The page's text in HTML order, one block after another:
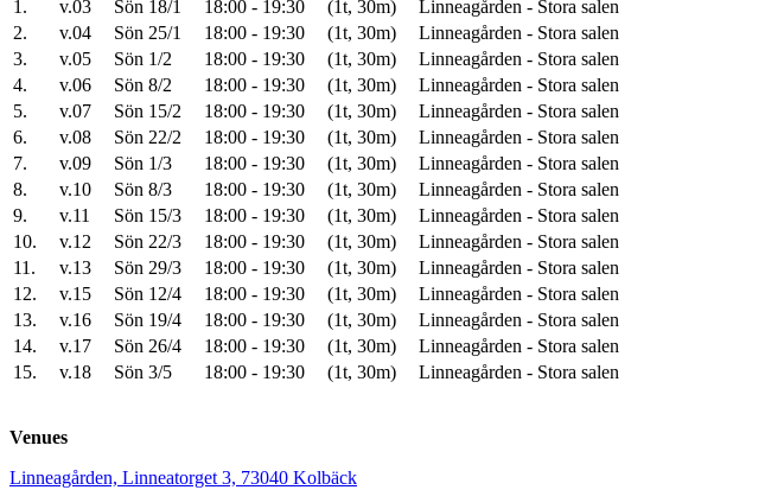
1.
v.03 Sön 18/1 18:00 - 19:30 (1t, 30m)
Linneagården - Stora salen
2.
v.04 Sön 25/1 18:00 - 19:30 (1t, 30m)
Linneagården - Stora salen
3.
v.05 Sön 1/2 18:00 - 19:30 (1t, 30m)
Linneagården - Stora salen
4.
v.06 Sön 8/2 18:00 - 19:30 (1t, 30m)
Linneagården - Stora salen
5.
v.07 Sön 15/2 18:00 - 19:30 (1t, 30m)
Linneagården - Stora salen
6.
v.08 Sön 22/2 18:00 - 19:30 (1t, 30m)
Linneagården - Stora salen
7.
v.09 Sön 1/3 18:00 - 19:30 (1t, 30m)
Linneagården - Stora salen
8.
v.10 Sön 8/3 18:00 - 19:30 (1t, 30m)
Linneagården - Stora salen
9.
v.11 Sön 15/3 18:00 - 19:30 (1t, 30m)
Linneagården - Stora salen
10.
v.12 Sön 22/3 18:00 - 19:30 (1t, 30m)
Linneagården - Stora salen
11.
v.13 Sön 29/3 18:00 - 19:30 (1t, 30m)
Linneagården - Stora salen
12.
v.15 Sön 12/4 18:00 - 19:30 (1t, 30m)
Linneagården - Stora salen
13.
v.16 Sön 19/4 18:00 - 19:30 (1t, 30m)
Linneagården - Stora salen
14.
v.17 Sön 26/4 18:00 - 19:30 (1t, 30m)
Linneagården - Stora salen
15.
v.18 Sön 3/5 18:00 - 19:30 (1t, 30m) Linneagården - Stora salen
Venues
Linneagården, Linneatorget 3, 73040 Kolbäck